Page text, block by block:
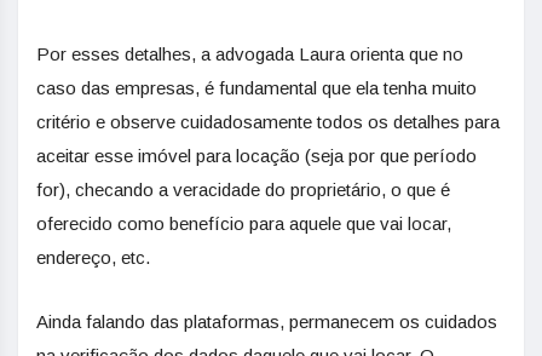
Por esses detalhes, a advogada Laura orienta que no
caso das empresas, é fundamental que ela tenha muito
critério e observe cuidadosamente todos os detalhes para
aceitar esse imóvel para locação (seja por que período
for), checando a veracidade do proprietário, o que é
oferecido como benefício para aquele que vai locar,
endereço, etc.
Ainda falando das plataformas, permanecem os cuidados